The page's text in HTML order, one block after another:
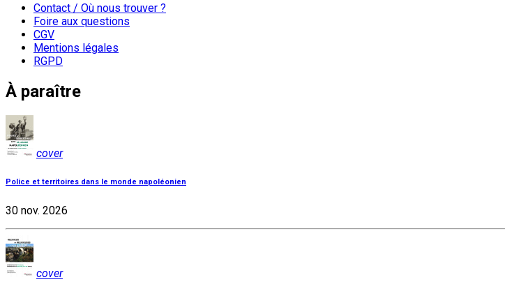
Contact / Où nous trouver ?
Foire aux questions
CGV
Mentions légales
RGPD
À paraître
cover
Police et territoires dans le monde napoléonien
30 nov. 2026
cover